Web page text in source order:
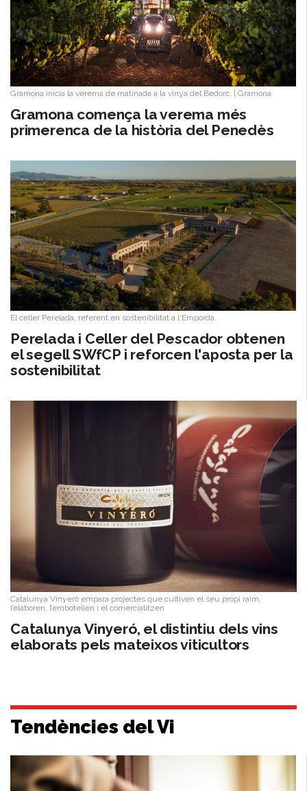
Gramona inicia la verema de matinada a la vinya del Bedorc. | Gramona
Gramona comença la verema més
primerenca de la història del Penedès
El celler Perelada, referent en sostenibilitat a l'Empordà.
​Perelada i Celler del Pescador obtenen
el segell SWfCP i reforcen l'aposta per la
sostenibilitat
Catalunya Vinyeró empara projectes que cultiven el seu propi raïm,
l’elaboren, l’embotellen i el comercialitzen
​Catalunya Vinyeró, el distintiu dels vins
elaborats pels mateixos viticultors
Tendències del Vi